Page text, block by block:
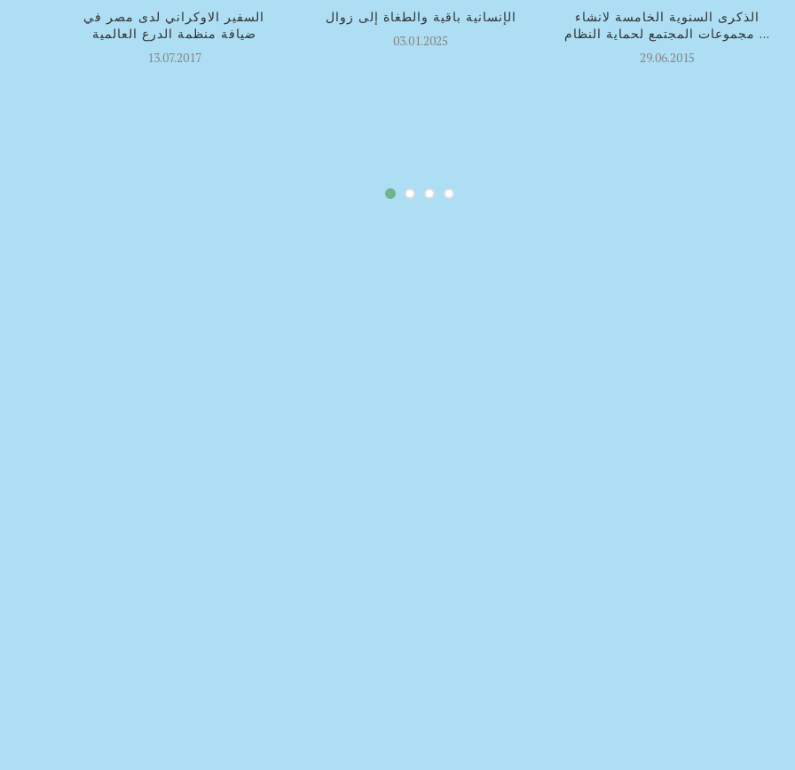
الذكرى السنوية الخامسة لانشاء
مجموعات المجتمع لحماية النظام ...
29.06.2015
الإنسانية باقية والطغاة إلى زوال
03.01.2025
السفير الاوكراني لدى مصر في
ضيافة منظمة الدرع العالمية
13.07.2017